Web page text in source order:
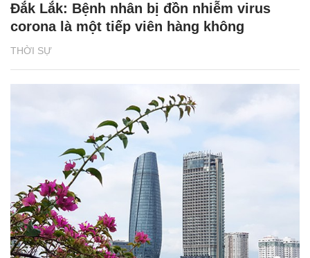
THỜI SỰ
Đắk Lắk: Bệnh nhân bị đồn nhiễm virus
corona là một tiếp viên hàng không